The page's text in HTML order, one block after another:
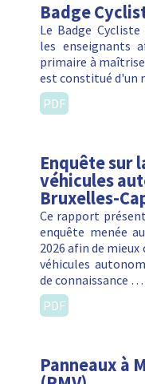
Badge
Le Badge
les enseignants
primaire à
est constitué d'un
PDF
Enquête sur
véhicules
Bruxelles-
Ce rapport
enquête menée
2026 afin de
véhicules
de connaissance …
PDF
Panneaux à